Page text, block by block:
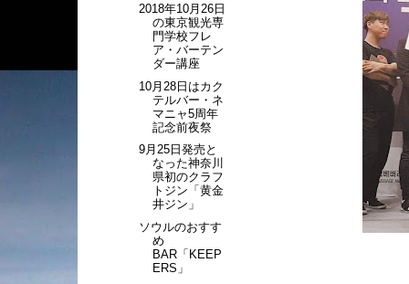
2018年10月26日
の東京観光専
門学校フレ
ア・バーテン
ダー講座
10月28日はカク
テルバー・ネ
マニャ5周年
記念前夜祭
9月25日発売と
なった神奈川
県初のクラフ
トジン「黄金
井ジン」
ソウルのおすす
め
BAR「KEEP
ERS」